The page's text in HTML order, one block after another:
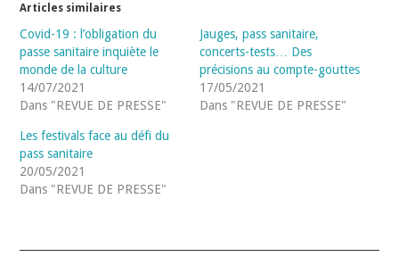
Articles similaires
Covid-19 : l’obligation du
passe sanitaire inquiète le
monde de la culture
14/07/2021
Dans "REVUE DE PRESSE"
Jauges, pass sanitaire,
concerts-tests… Des
précisions au compte-gouttes
17/05/2021
Dans "REVUE DE PRESSE"
Les festivals face au défi du
pass sanitaire
20/05/2021
Dans "REVUE DE PRESSE"